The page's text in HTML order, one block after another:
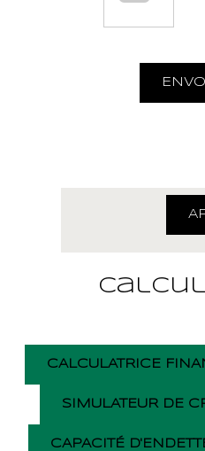
CALCULATRICE
SIMULATEUR DE
CAPACITÉ